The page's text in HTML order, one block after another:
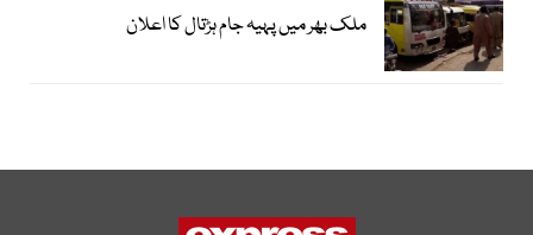
ملک بھر میں پہیہ جام ہڑتال کا اعلان